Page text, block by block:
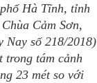
Hà Tĩnh, tỉnh
Cảm Sơn,
Nay số 218/2018)
trong tám cảnh
23 mét so với